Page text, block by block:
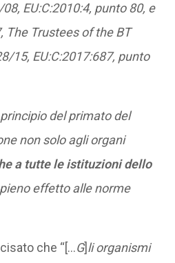
EU:C:2010:4, punto 80, e
The Trustees of the BT
15, EU:C:2017:687, punto
del primato del
non solo agli organi
a tutte le istituzioni dello
effetto alle norme
che “[…G]li organismi